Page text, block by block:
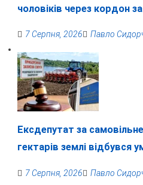
чоловіків через кордон
7 Серпня, 2026 Павло
Ексдепутат за
гектарів землі відбувся
7 Серпня, 2026 Павло